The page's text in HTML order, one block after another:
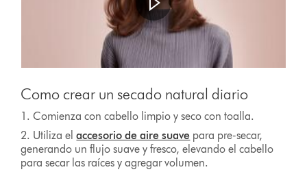
Transcript
de
vídeo
Como crear un secado natural diario
1. Comienza con cabello limpio y seco con toalla.
2. Utiliza elaccesorio de aire suave para pre-secar,
generando un flujo suave y fresco, elevando el cabello
para secar las raíces y agregar volumen.